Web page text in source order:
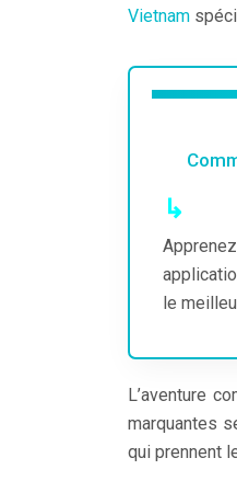
Vietnam
le
L’aventure
marquantes
qui prennent